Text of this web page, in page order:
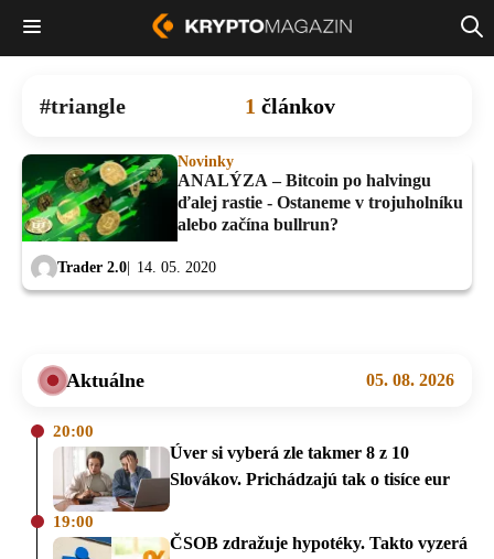
triangle 1 článkov
Novinky
ANALÝZA – Bitcoin po halvingu
ďalej rastie - Ostaneme v trojuholníku
alebo začína bullrun?
Trader 2.0 14. 05. 2020
Aktuálne 05. 08. 2026
20:00
Úver si vyberá zle takmer 8 z 10
Slovákov. Prichádzajú tak o tisíce eur
19:00
ČSOB zdražuje hypotéky. Takto vyzerá